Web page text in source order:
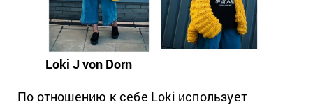
Loki J von Dorn
По отношению к себе Loki использует